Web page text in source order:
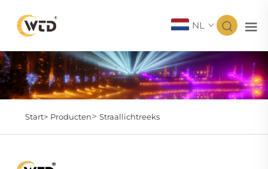
NL
Start> Producten> Straallichtreeks